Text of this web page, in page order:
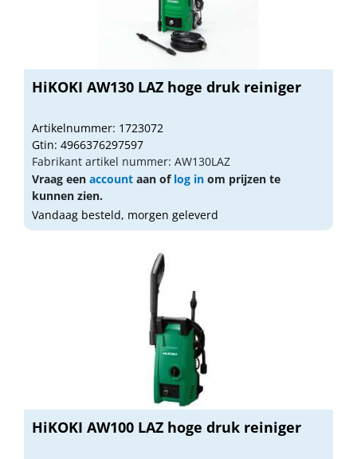
HiKOKI AW130 LAZ hoge druk reiniger
Artikelnummer: 1723072
Gtin: 4966376297597
Fabrikant artikel nummer: AW130LAZ
Vraag een account aan of log in om prijzen te
kunnen zien.
Vandaag besteld, morgen geleverd
HiKOKI AW100 LAZ hoge druk reiniger